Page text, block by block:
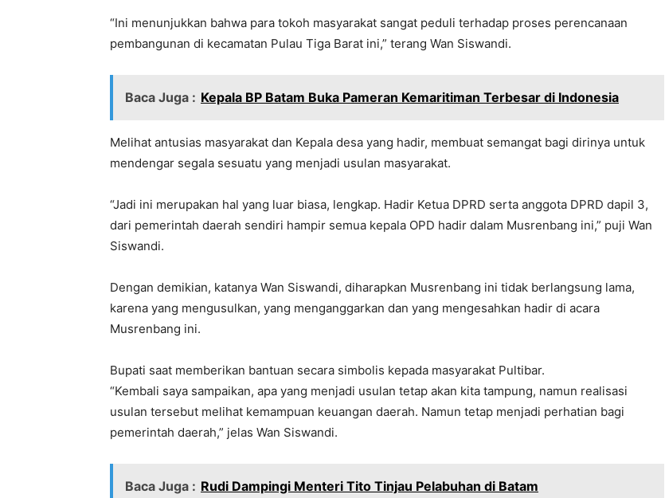
“Ini menunjukkan bahwa para tokoh masyarakat sangat peduli terhadap proses perencanaan
pembangunan di kecamatan Pulau Tiga Barat ini,” terang Wan Siswandi.
Baca Juga : Kepala BP Batam Buka Pameran Kemaritiman Terbesar di Indonesia
Melihat antusias masyarakat dan Kepala desa yang hadir, membuat semangat bagi dirinya untuk
mendengar segala sesuatu yang menjadi usulan masyarakat.
“Jadi ini merupakan hal yang luar biasa, lengkap. Hadir Ketua DPRD serta anggota DPRD dapil 3,
dari pemerintah daerah sendiri hampir semua kepala OPD hadir dalam Musrenbang ini,” puji Wan
Siswandi.
Dengan demikian, katanya Wan Siswandi, diharapkan Musrenbang ini tidak berlangsung lama,
karena yang mengusulkan, yang menganggarkan dan yang mengesahkan hadir di acara
Musrenbang ini.
Bupati saat memberikan bantuan secara simbolis kepada masyarakat Pultibar.
“Kembali saya sampaikan, apa yang menjadi usulan tetap akan kita tampung, namun realisasi
usulan tersebut melihat kemampuan keuangan daerah. Namun tetap menjadi perhatian bagi
pemerintah daerah,” jelas Wan Siswandi.
Baca Juga : Rudi Dampingi Menteri Tito Tinjau Pelabuhan di Batam